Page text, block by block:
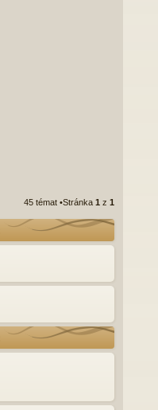
45 témat •Stránka 1 z 1